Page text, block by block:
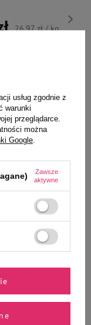
26,97 zł / kg
dla
Adresówka
zł
usług zgodnie z
warunki
przeglądarce.
można
Google.
Zawsze
aktywne